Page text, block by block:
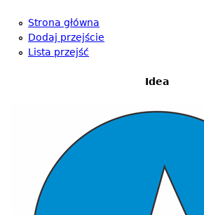
Strona główna
Dodaj przejście
Lista przejść
Idea